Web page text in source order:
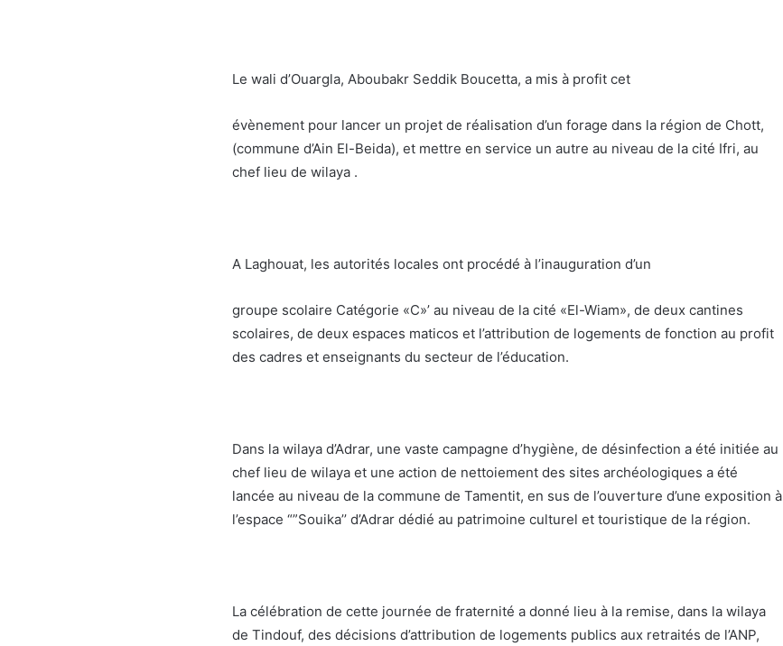
Le wali d’Ouargla, Aboubakr Seddik Boucetta, a mis à profit cet
évènement pour lancer un projet de réalisation d’un forage dans la région de Chott,
(commune d’Ain El-Beida), et mettre en service un autre au niveau de la cité Ifri, au
chef lieu de wilaya .
A Laghouat, les autorités locales ont procédé à l’inauguration d’un
groupe scolaire Catégorie «C»’ au niveau de la cité «El-Wiam», de deux cantines
scolaires, de deux espaces maticos et l’attribution de logements de fonction au profit
des cadres et enseignants du secteur de l’éducation.
Dans la wilaya d’Adrar, une vaste campagne d’hygiène, de désinfection a été initiée au
chef lieu de wilaya et une action de nettoiement des sites archéologiques a été
lancée au niveau de la commune de Tamentit, en sus de l’ouverture d’une exposition à
l’espace “”Souika’’ d’Adrar dédié au patrimoine culturel et touristique de la région.
La célébration de cette journée de fraternité a donné lieu à la remise, dans la wilaya
de Tindouf, des décisions d’attribution de logements publics aux retraités de l’ANP,